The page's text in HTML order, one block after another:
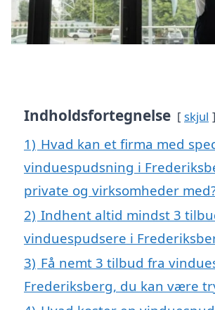
Indholdsfortegnelse skjul
1) Hvad kan et firma med
vinduespudsning i
private og virksomheder
2) Indhent altid mindst 3
vinduespudsere i
3) Få nemt 3 tilbud fra
Frederiksberg, du kan være